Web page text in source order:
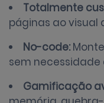
Totalmente
páginas ao visual
No-code:
sem
Gamificação